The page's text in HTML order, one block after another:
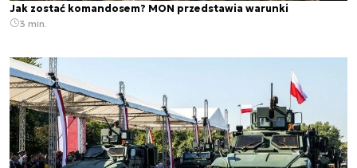
Jak zostać komandosem? MON przedstawia warunki
3 min.